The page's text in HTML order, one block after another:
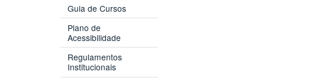
Guia de Cursos
Plano de
Acessibilidade
Regulamentos
Institucionais